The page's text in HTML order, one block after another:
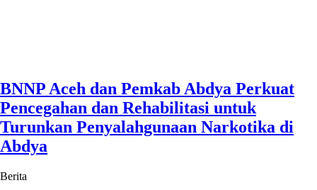
BNNP Aceh dan Pemkab Abdya Perkuat
Pencegahan dan Rehabilitasi untuk
Turunkan Penyalahgunaan Narkotika di
Abdya
Berita